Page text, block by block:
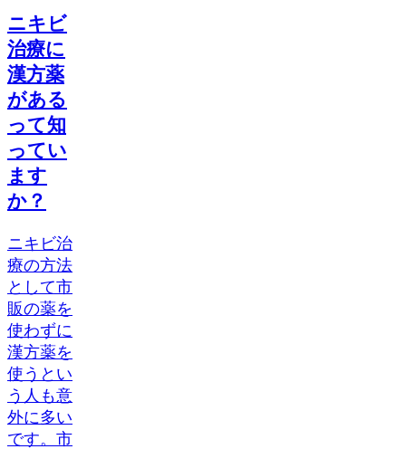
ニキビ
治療に
漢方薬
がある
って知
ってい
ます
か？
ニキビ治
療の方法
として市
販の薬を
使わずに
漢方薬を
使うとい
う人も意
外に多い
です。市